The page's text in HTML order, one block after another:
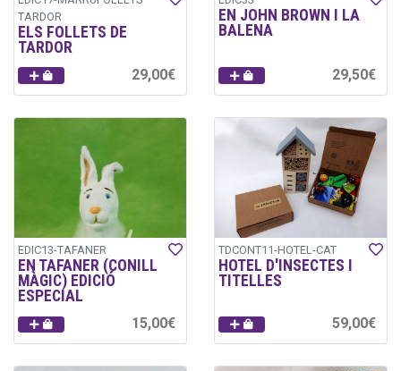
TARDOR
ELS FOLLETS DE
TARDOR
29,00€
EN JOHN BROWN I LA
BALENA
29,50€
EDIC13-TAFANER
EN TAFANER (CONILL
MÀGIC) EDICIÓ
ESPECIAL
15,00€
TDCONT11-HOTEL-CAT
HOTEL D'INSECTES I
TITELLES
59,00€